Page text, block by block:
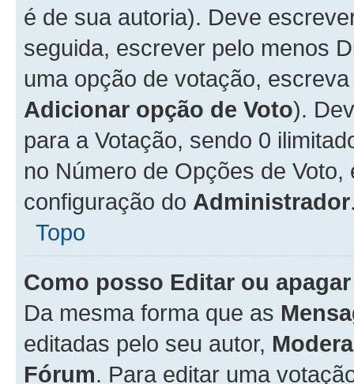
é de sua autoria). Deve
seguida, escrever pelo menos
uma opção de votação,
Adicionar opção de Voto).
para a Votação, sendo 0
no Número de Opções de
configuração do Administrador
Topo
Como posso Editar ou
Da mesma forma que as
editadas pelo seu autor,
Fórum. Para editar uma